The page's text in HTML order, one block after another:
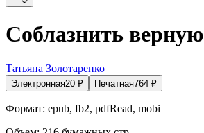
Соблазнить верную
Татьяна Золотаренко
Электронная20 ₽ Печатная764 ₽
Формат: epub, fb2, pdfRead, mobi